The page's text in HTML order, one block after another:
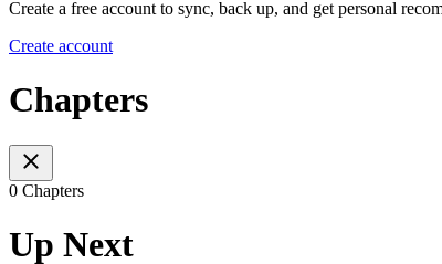
Create a free account to sync, back up, and get personal
Create account
Chapters
0 Chapters
Up Next